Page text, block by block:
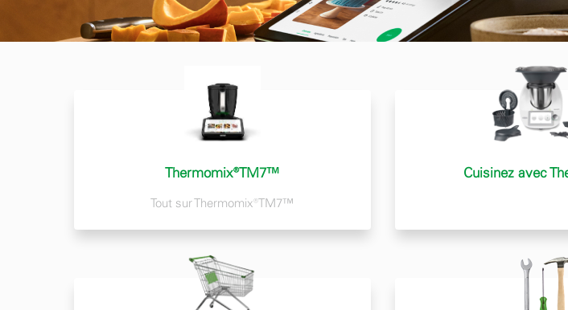
Thermomix®TM7™
Tout sur Thermomix®TM7™
Cuisinez avec